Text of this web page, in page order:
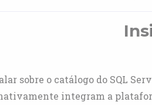
sobre o catálogo do SQL
integram a